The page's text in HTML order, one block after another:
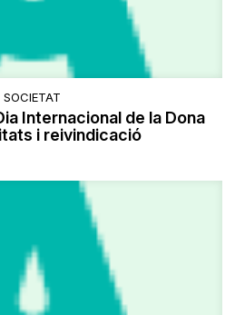
SOCIETAT
Internacional de la Dona
i reivindicació